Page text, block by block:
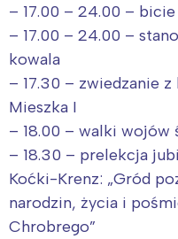
– 17.00 – 24.00 –
– 17.00 – 24.00 –
kowala
– 17.30 – zwiedzanie
Mieszka I
– 18.00 – walki wojów
– 18.30 – prelekcja
Koćki-Krenz: „Gród
narodzin, życia i
Chrobrego”